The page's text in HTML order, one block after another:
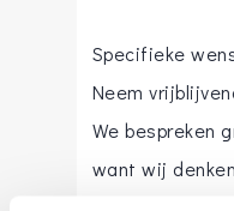
Specifieke
Neem
We bespreken
want wij